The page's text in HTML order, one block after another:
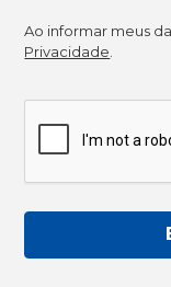
Ao informar meus
Privacidade